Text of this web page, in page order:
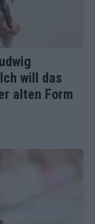
will das
alten Form